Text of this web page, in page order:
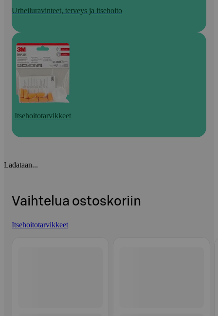
Urheiluravinteet, terveys ja itsehoito
Itsehoitotarvikkeet
Ladataan...
Vaihtelua ostoskoriin
Itsehoitotarvikkeet